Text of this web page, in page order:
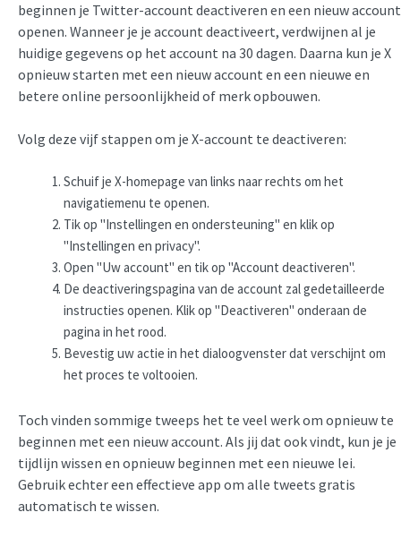
beginnen je Twitter-account deactiveren en een nieuw account
openen. Wanneer je je account deactiveert, verdwijnen al je
huidige gegevens op het account na 30 dagen. Daarna kun je X
opnieuw starten met een nieuw account en een nieuwe en
betere online persoonlijkheid of merk opbouwen.
Volg deze vijf stappen om je X-account te deactiveren:
Schuif je X-homepage van links naar rechts om het
navigatiemenu te openen.
Tik op "Instellingen en ondersteuning" en klik op
"Instellingen en privacy".
Open "Uw account" en tik op "Account deactiveren".
De deactiveringspagina van de account zal gedetailleerde
instructies openen. Klik op "Deactiveren" onderaan de
pagina in het rood.
Bevestig uw actie in het dialoogvenster dat verschijnt om
het proces te voltooien.
Toch vinden sommige tweeps het te veel werk om opnieuw te
beginnen met een nieuw account. Als jij dat ook vindt, kun je je
tijdlijn wissen en opnieuw beginnen met een nieuwe lei.
Gebruik echter een effectieve app om alle tweets gratis
automatisch te wissen.